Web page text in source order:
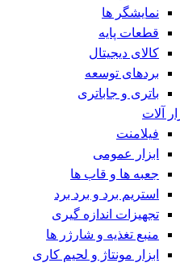
نمایشگر ها
قطعات پایه
کالای دیجیتال
بردهای توسعه
باتری و جاباتری
آلات
فیلامنت
ابزار عمومی
جعبه ها و قاب ها
استریم برد و برد برد
تجهیزات اندازه گیری
منبع تغذیه و شارژر ها
ابزار مونتاژ و لحیم کاری